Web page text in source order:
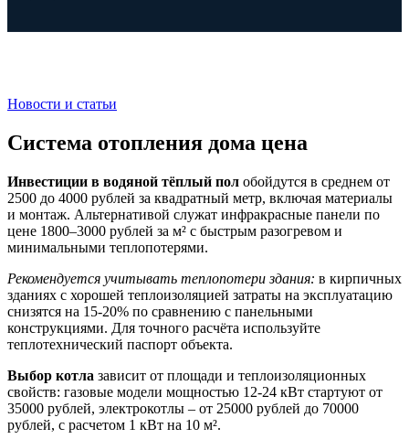
Новости и статьи
Система отопления дома цена
Инвестиции в водяной тёплый пол обойдутся в среднем от
2500 до 4000 рублей за квадратный метр, включая материалы
и монтаж. Альтернативой служат инфракрасные панели по
цене 1800–3000 рублей за м² с быстрым разогревом и
минимальными теплопотерями.
Рекомендуется учитывать теплопотери здания: в кирпичных
зданиях с хорошей теплоизоляцией затраты на эксплуатацию
снизятся на 15-20% по сравнению с панельными
конструкциями. Для точного расчёта используйте
теплотехнический паспорт объекта.
Выбор котла зависит от площади и теплоизоляционных
свойств: газовые модели мощностью 12-24 кВт стартуют от
35000 рублей, электрокотлы – от 25000 рублей до 70000
рублей, с расчетом 1 кВт на 10 м².